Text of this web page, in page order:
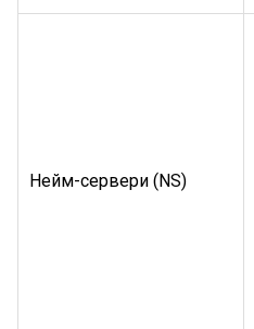
Нейм-сервери (NS)